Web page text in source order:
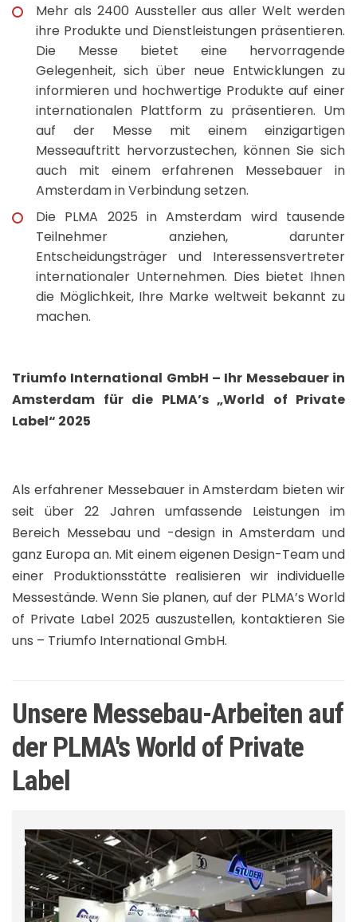
Mehr als 2400 Aussteller aus aller Welt werden
ihre Produkte und Dienstleistungen präsentieren.
Die Messe bietet eine hervorragende
Gelegenheit, sich über neue Entwicklungen zu
informieren und hochwertige Produkte auf einer
internationalen Plattform zu präsentieren. Um
auf der Messe mit einem einzigartigen
Messeauftritt hervorzustechen, können Sie sich
auch mit einem erfahrenen Messebauer in
Amsterdam in Verbindung setzen.
Die PLMA 2025 in Amsterdam wird tausende
Teilnehmer anziehen, darunter
Entscheidungsträger und Interessensvertreter
internationaler Unternehmen. Dies bietet Ihnen
die Möglichkeit, Ihre Marke weltweit bekannt zu
machen.
Triumfo International GmbH – Ihr Messebauer in
Amsterdam für die PLMA’s „World of Private
Label“ 2025
Als erfahrener Messebauer in Amsterdam bieten wir
seit über 22 Jahren umfassende Leistungen im
Bereich Messebau und -design in Amsterdam und
ganz Europa an. Mit einem eigenen Design-Team und
einer Produktionsstätte realisieren wir individuelle
Messestände. Wenn Sie planen, auf der PLMA’s World
of Private Label 2025 auszustellen, kontaktieren Sie
uns – Triumfo International GmbH.
Unsere Messebau-Arbeiten auf
der PLMA's World of Private
Label